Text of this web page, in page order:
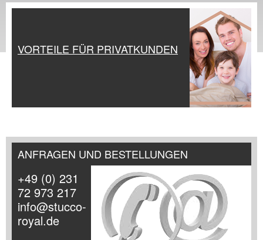
VORTEILE FÜR PRIVATKUNDEN
ANFRAGEN UND BESTELLUNGEN
+49 (0) 231
72 973 217
info@stucco-
royal.de